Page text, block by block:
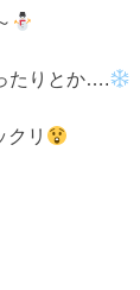
たりとか….
リ